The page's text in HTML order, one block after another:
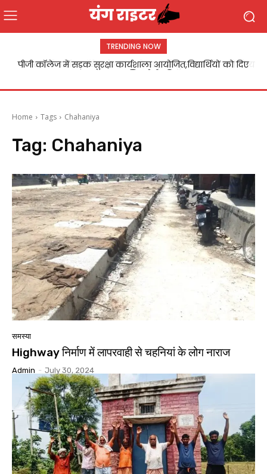
TRENDING NOW
पीजी कॉलेज में सड़क सुरक्षा कार्यशाला आयोजित,विद्यार्थियों को दिए
यथार्थ नर्सिंग कॉलेज के छात्रों ने मातृ-शिशु स्वास्थ्य के प्रति किया
Home Tags Chahaniya
Tag: Chahaniya
समस्या
Highway निर्माण में लापरवाही से चहनियां के लोग नाराज
Admin - July 30, 2024